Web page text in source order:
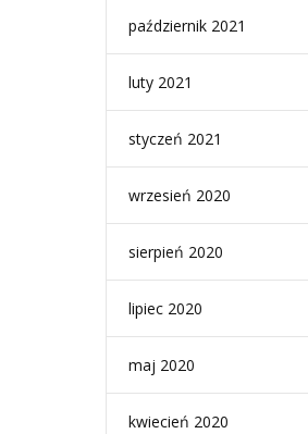
październik 2021
luty 2021
styczeń 2021
wrzesień 2020
sierpień 2020
lipiec 2020
maj 2020
kwiecień 2020